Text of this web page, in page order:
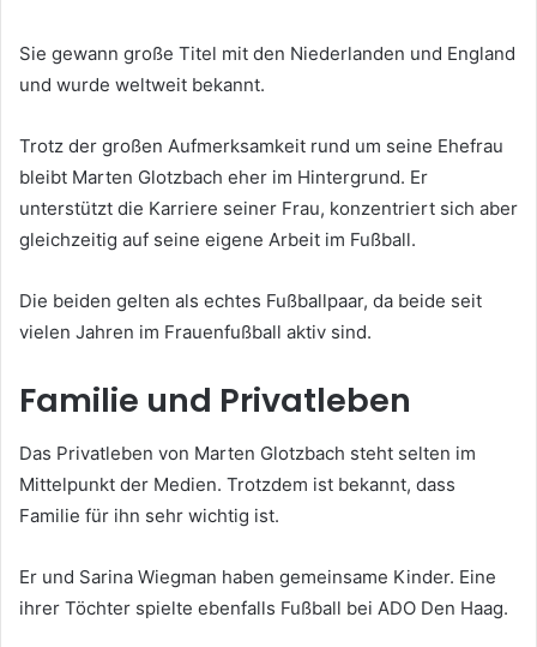
Sie gewann große Titel mit den Niederlanden und England
und wurde weltweit bekannt.
Trotz der großen Aufmerksamkeit rund um seine Ehefrau
bleibt Marten Glotzbach eher im Hintergrund. Er
unterstützt die Karriere seiner Frau, konzentriert sich aber
gleichzeitig auf seine eigene Arbeit im Fußball.
Die beiden gelten als echtes Fußballpaar, da beide seit
vielen Jahren im Frauenfußball aktiv sind.
Familie und Privatleben
Das Privatleben von Marten Glotzbach steht selten im
Mittelpunkt der Medien. Trotzdem ist bekannt, dass
Familie für ihn sehr wichtig ist.
Er und Sarina Wiegman haben gemeinsame Kinder. Eine
ihrer Töchter spielte ebenfalls Fußball bei ADO Den Haag.